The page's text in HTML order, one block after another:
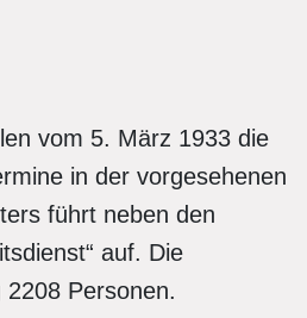
vom 5. März 1933 die
in der vorgesehenen
führt neben den
auf. Die
Personen.